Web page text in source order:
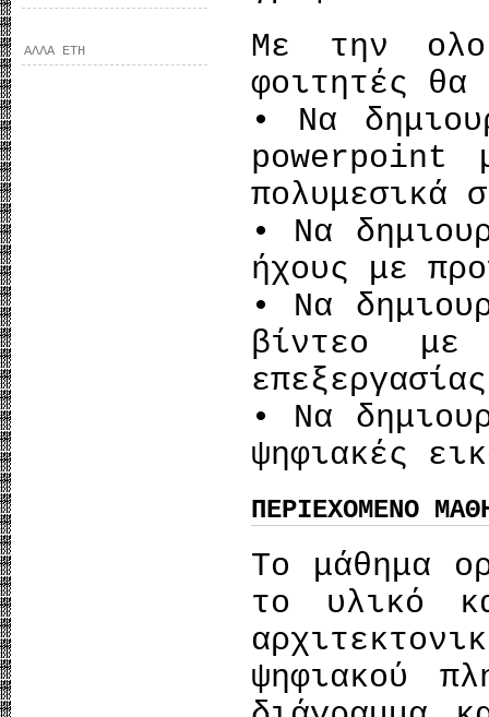
ΑΛΛΑ ΕΤΗ
Με την
φοιτητές
• Να
powerpoint
πολυμεσικά
• Να
ήχους με
• Να
βίντεο με
• Να
ψηφιακές
ΠΕΡΙΕΧΟΜΕΝΟ
Το μάθημα
το υλικό
ψηφιακού